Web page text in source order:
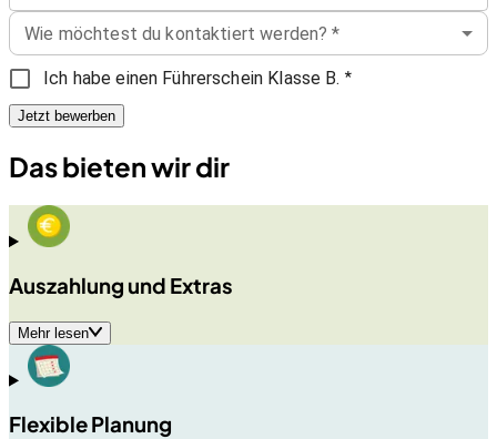
Wie möchtest du kontaktiert werden?*
Ich habe einen Führerschein Klasse B. *
Das bieten wir dir
Auszahlung und Extras
Mehr lesen
Flexible Planung